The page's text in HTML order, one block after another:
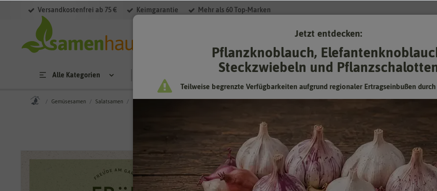
Versandkostenfrei ab 75 € Keimgarantie Mehr als 60 Top-Marken
Alle Kategorien
Gemüsesamen Salatsamen
Fryd BIO Feldsalat Verte de Cambrai
Hersteller:
Fryd
Artikelnummer:
3000-0022
Jetzt entdecken:
Pflanzknoblauch,
Steckzwiebeln und
Teilweise begrenzte Verfügbarkeiten aufgrund regionaler Ertragseinbußen